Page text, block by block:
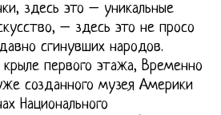
здесь это – уникальные
– здесь это не просо
сгинувших народов.
первого этажа, Временно
созданного музея Америки
Национального